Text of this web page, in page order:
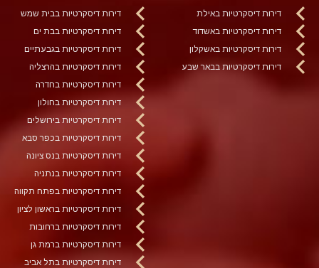
דירות דיסקרטיות באילת
דירות דיסקרטיות באשדוד
דירות דיסקרטיות באשקלון
דירות דיסקרטיות בבאר שבע
דירות דיסקרטיות בבית שמש
דירות דיסקרטיות בבת ים
דירות דיסקרטיות בגבעתיים
דירות דיסקרטיות בהרצליה
דירות דיסקרטיות בחדרה
דירות דיסקרטיות בחולון
דירות דיסקרטיות בירושלים
דירות דיסקרטיות בכפר סבא
דירות דיסקרטיות בנס ציונה
דירות דיסקרטיות בנתניה
דירות דיסקרטיות בפתח תקווה
דירות דיסקרטיות בראשון לציון
דירות דיסקרטיות ברחובות
דירות דיסקרטיות ברמת גן
דירות דיסקרטיות בתל אביב